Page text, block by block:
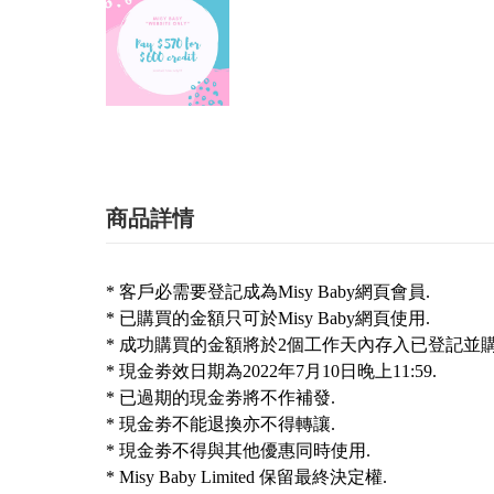
商品詳情
* 客戶必需要登記成為Misy Baby網頁會員.
* 已購買的金額只可於Misy Baby網頁使用.
* 成功購買的金額將於2個工作天內存入已登記並
* 現金劵效日期為2022年7月10日晚上11:59.
* 已過期的現金劵將不作補發.
* 現金劵不能退換亦不得轉讓.
* 現金劵不得與其他優惠同時使用.
* Misy Baby Limited 保留最終決定權.